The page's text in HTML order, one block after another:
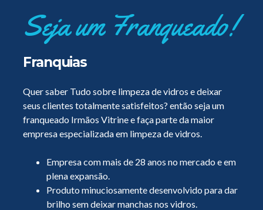
Seja um Franqueado!
Franquias
Quer saber Tudo sobre limpeza de vidros e deixar
seus clientes totalmente satisfeitos? então seja um
franqueado Irmãos Vitrine e faça parte da maior
empresa especializada em limpeza de vidros.
Empresa com mais de 28 anos no mercado e em
plena expansão.
Produto minuciosamente desenvolvido para dar
brilho sem deixar manchas nos vidros.